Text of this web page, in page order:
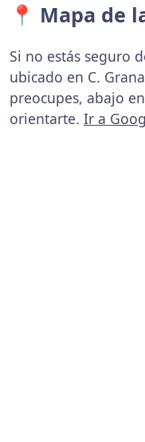
📍 Mapa de
Si no estás seguro
ubicado en C.
preocupes, abajo
orientarte. Ir a